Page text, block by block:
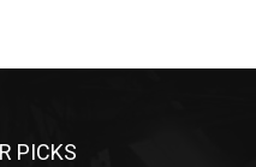
PICKS